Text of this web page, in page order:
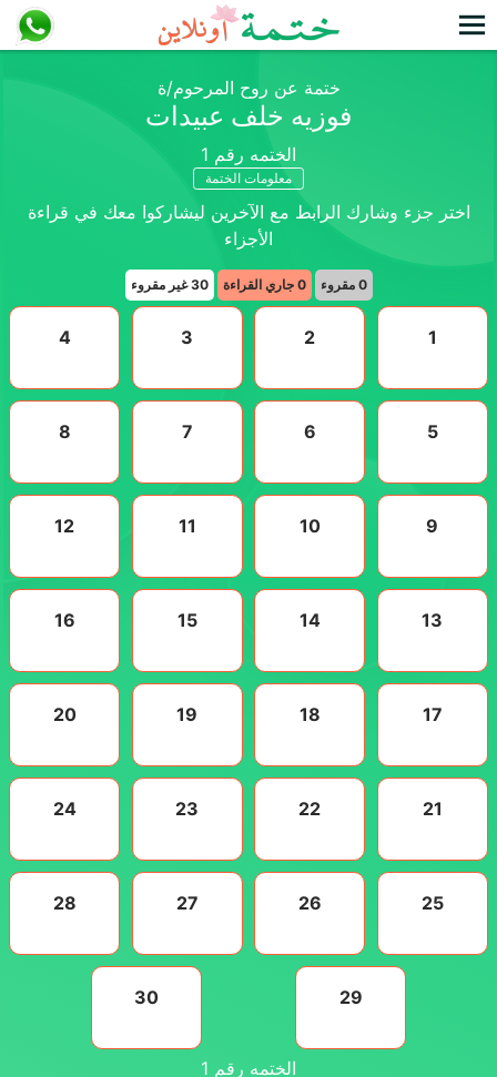
ختمة عن روح المرحوم/ة
فوزيه خلف عبيدات
الختمه رقم 1
معلومات الختمة
اختر جزء وشارك الرابط مع الآخرين ليشاركوا معك في قراءة
الأجزاء
0 مقروء 0 جاري القراءة 30غير مقروء
1
2
3
4
5
6
7
8
9
10
11
12
13
14
15
16
17
18
19
20
21
22
23
24
25
26
27
28
29
30
الختمه رقم 1